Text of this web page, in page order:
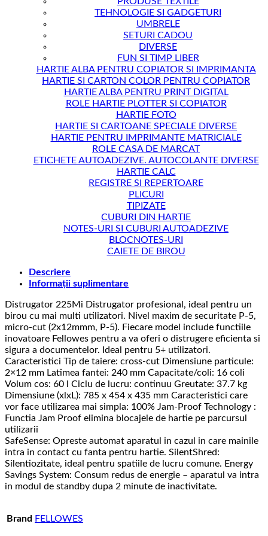
TEHNOLOGIE SI GADGETURI
UMBRELE
SETURI CADOU
DIVERSE
FUN SI TIMP LIBER
HARTIE ALBA PENTRU COPIATOR SI IMPRIMANTA
HARTIE SI CARTON COLOR PENTRU COPIATOR
HARTIE ALBA PENTRU PRINT DIGITAL
ROLE HARTIE PLOTTER SI COPIATOR
HARTIE FOTO
HARTIE SI CARTOANE SPECIALE DIVERSE
HARTIE PENTRU IMPRIMANTE MATRICIALE
ROLE CASA DE MARCAT
ETICHETE AUTOADEZIVE. AUTOCOLANTE DIVERSE
HARTIE CALC
REGISTRE SI REPERTOARE
PLICURI
TIPIZATE
CUBURI DIN HARTIE
NOTES-URI SI CUBURI AUTOADEZIVE
BLOCNOTES-URI
CAIETE DE BIROU
Descriere
Informații suplimentare
Distrugator 225Mi Distrugator profesional, ideal pentru un
birou cu mai multi utilizatori. Nivel maxim de securitate P-5,
micro-cut (2x12mmm, P-5). Fiecare model include functiile
inovatoare Fellowes pentru a va oferi o distrugere eficienta si
sigura a documentelor. Ideal pentru 5+ utilizatori.
Caracteristici Tip de taiere: cross-cut Dimensiune particule:
2×12 mm Latimea fantei: 240 mm Capacitate/coli: 16 coli
Volum cos: 60 l Ciclu de lucru: continuu Greutate: 37.7 kg
Dimensiune (xlxL): 785 x 454 x 435 mm Caracteristici care
vor face utilizarea mai simpla: 100% Jam-Proof Technology :
Functia Jam Proof elimina blocajele de hartie pe parcursul
utilizarii
SafeSense: Opreste automat aparatul in cazul in care mainile
intra in contact cu fanta pentru hartie. SilentShred:
Silentiozitate, ideal pentru spatiile de lucru comune. Energy
Savings System: Consum redus de energie – aparatul va intra
in modul de standby dupa 2 minute de inactivitate.
Brand FELLOWES